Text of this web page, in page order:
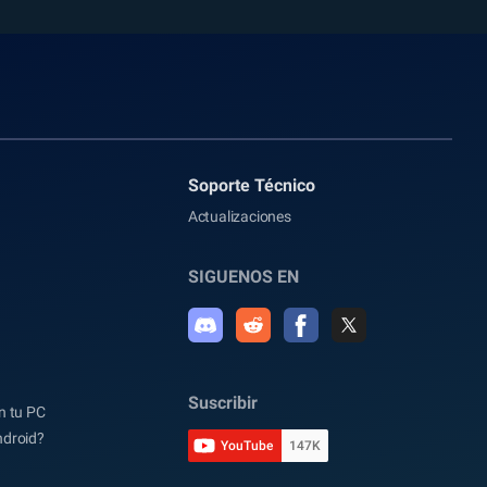
tu PC
Soporte Técnico
Actualizaciones
SIGUENOS EN
Suscribir
YouTube 147K